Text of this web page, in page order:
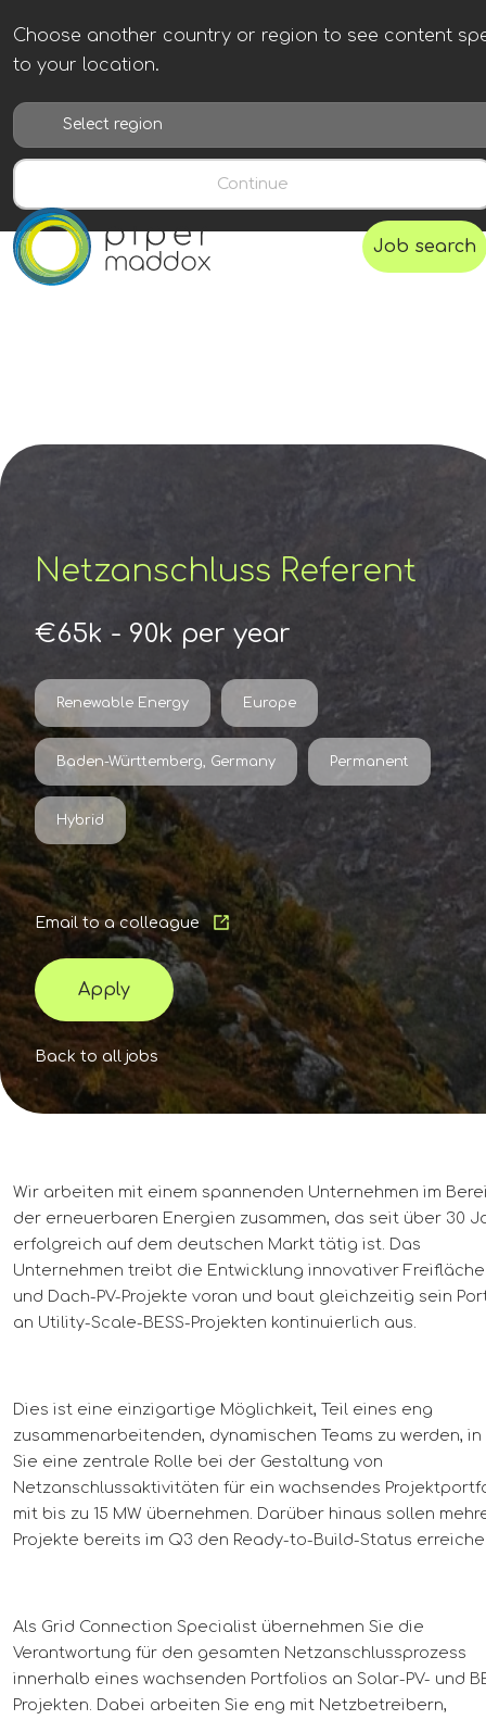
Choose another country or region to see content
to your location.
Continue
Job search
Netzanschluss Referent
€65k - 90k per year
Renewable Energy Europe
Baden-Württemberg, Germany Permanent
Hybrid
Back to all jobs
Email to a colleague
Apply
Wir arbeiten mit einem spannenden Unternehmen im
der erneuerbaren Energien zusammen, das seit über 30
erfolgreich auf dem deutschen Markt tätig ist. Das
Unternehmen treibt die Entwicklung innovativer
und Dach-PV-Projekte voran und baut gleichzeitig sein
an Utility-Scale-BESS-Projekten kontinuierlich aus.
Dies ist eine einzigartige Möglichkeit, Teil eines eng
zusammenarbeitenden, dynamischen Teams zu werden, in
Sie eine zentrale Rolle bei der Gestaltung von
Netzanschlussaktivitäten für ein wachsendes
mit bis zu 15 MW übernehmen. Darüber hinaus sollen
Projekte bereits im Q3 den Ready-to-Build-Status
Als Grid Connection Specialist übernehmen Sie die
Verantwortung für den gesamten Netzanschlussprozess
innerhalb eines wachsenden Portfolios an Solar-PV- und
Projekten. Dabei arbeiten Sie eng mit Netzbetreibern,